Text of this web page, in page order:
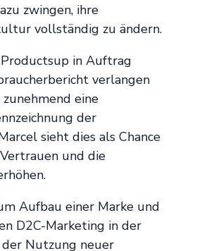
zwingen, ihre
vollständig zu ändern.
in Auftrag
verlangen
eine
der
sieht dies als Chance
und die
Aufbau einer Marke und
D2C-Marketing in der
Nutzung neuer